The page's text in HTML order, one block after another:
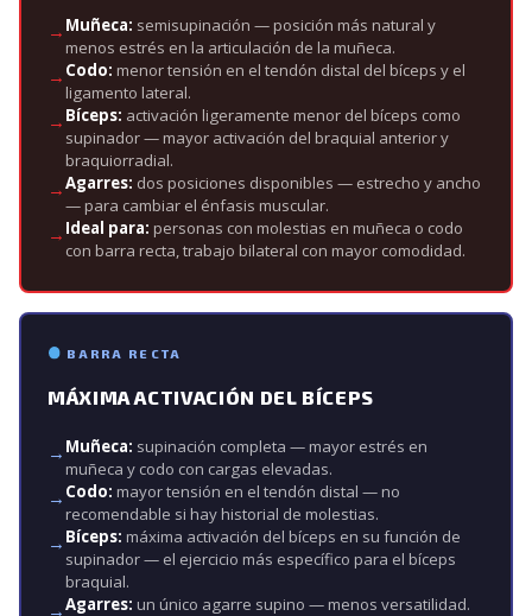
Muñeca: semisupinación — posición más natural y
menos estrés en la articulación de la muñeca.
Codo: menor tensión en el tendón distal del bíceps y el
ligamento lateral.
Bíceps: activación ligeramente menor del bíceps como
supinador — mayor activación del braquial anterior y
braquiorradial.
Agarres: dos posiciones disponibles — estrecho y ancho
— para cambiar el énfasis muscular.
Ideal para: personas con molestias en muñeca o codo
con barra recta, trabajo bilateral con mayor comodidad.
BARRA RECTA
MÁXIMA ACTIVACIÓN DEL BÍCEPS
Muñeca: supinación completa — mayor estrés en
muñeca y codo con cargas elevadas.
Codo: mayor tensión en el tendón distal — no
recomendable si hay historial de molestias.
Bíceps: máxima activación del bíceps en su función de
supinador — el ejercicio más específico para el bíceps
braquial.
Agarres: un único agarre supino — menos versatilidad.